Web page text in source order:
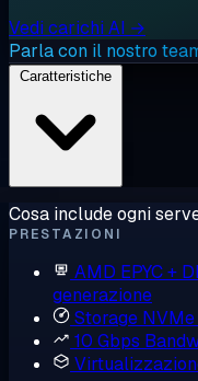
Vedi carichi AI →
Parla con il nostro
Cosa include ogni
PRESTAZIONI
AMD EPYC +
generazione
Storage
10 Gbps